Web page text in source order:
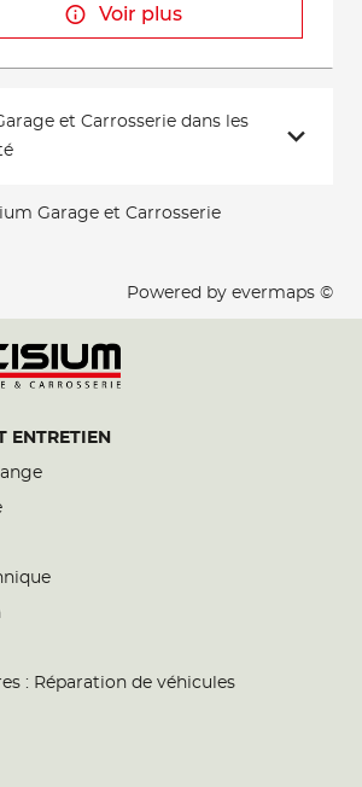
Voir plus
et Carrosserie dans les
Garage et Carrosserie
Powered by evermaps ©
ENTRETIEN
: Réparation de véhicules